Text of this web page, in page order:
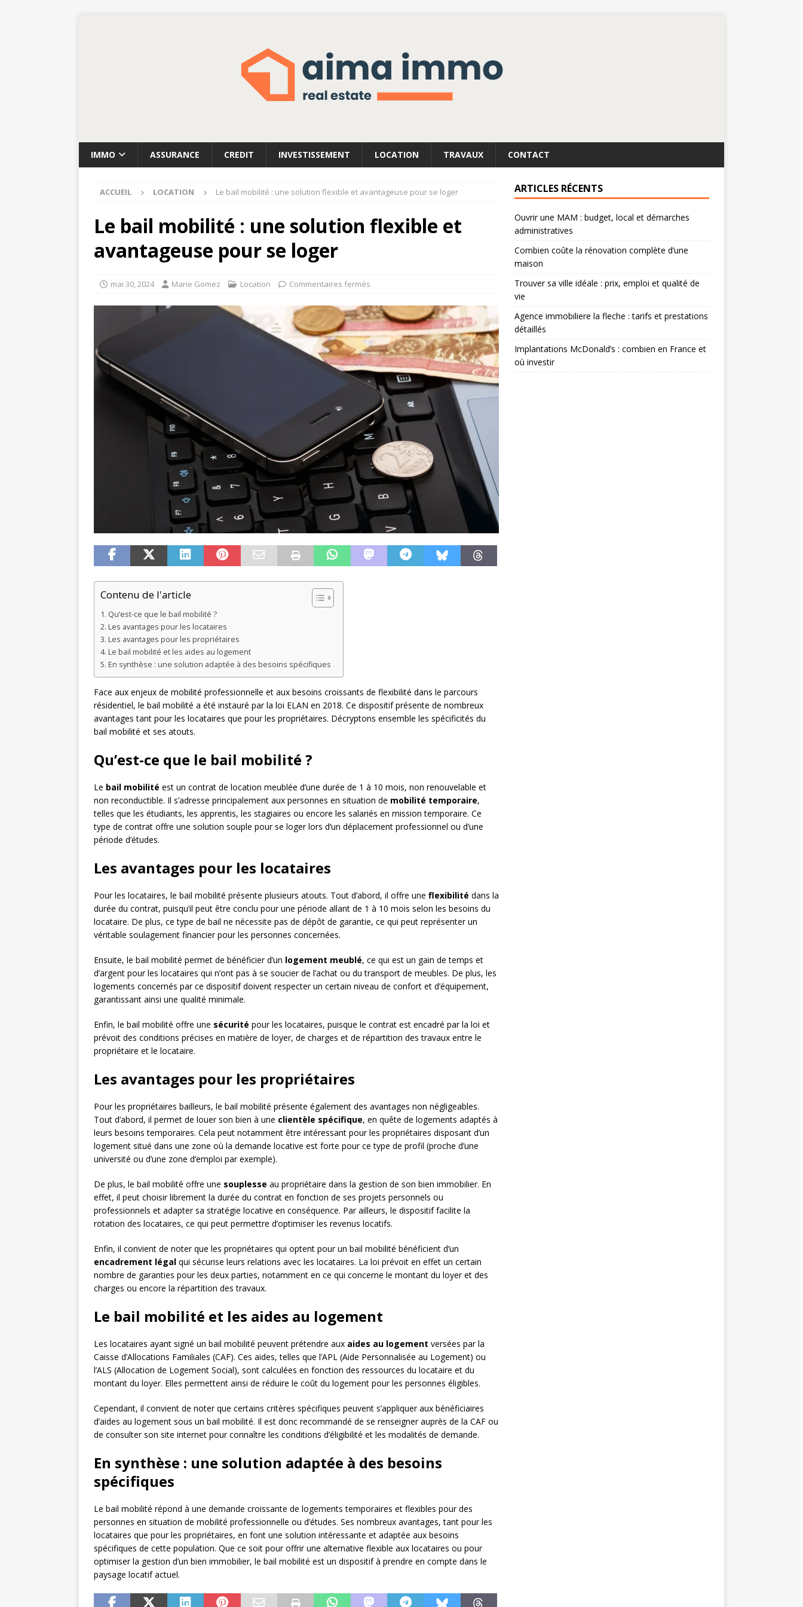
IMMO ASSURANCE CREDIT INVESTISSEMENT LOCATION TRAVAUX CONTACT
ACCUEIL LOCATION Le bail mobilité : une solution flexible et avantageuse pour se loger
Le bail mobilité : une solution flexible et
avantageuse pour se loger
mai 30, 2024 Marie Gomez Location Commentaires fermés
Contenu de l'article
Qu’est-ce que le bail mobilité ?
Les avantages pour les locataires
Les avantages pour les propriétaires
Le bail mobilité et les aides au logement
En synthèse : une solution adaptée à des besoins spécifiques
Face aux enjeux de mobilité professionnelle et aux besoins croissants de flexibilité dans le parcours
résidentiel, le bail mobilité a été instauré par la loi ELAN en 2018. Ce dispositif présente de nombreux
avantages tant pour les locataires que pour les propriétaires. Décryptons ensemble les spécificités du
bail mobilité et ses atouts.
Qu’est-ce que le bail mobilité ?
Le bail mobilité est un contrat de location meublée d’une durée de 1 à 10 mois, non renouvelable et
non reconductible. Il s’adresse principalement aux personnes en situation de mobilité temporaire,
telles que les étudiants, les apprentis, les stagiaires ou encore les salariés en mission temporaire. Ce
type de contrat offre une solution souple pour se loger lors d’un déplacement professionnel ou d’une
période d’études.
Les avantages pour les locataires
Pour les locataires, le bail mobilité présente plusieurs atouts. Tout d’abord, il offre une flexibilité dans la
durée du contrat, puisqu’il peut être conclu pour une période allant de 1 à 10 mois selon les besoins du
locataire. De plus, ce type de bail ne nécessite pas de dépôt de garantie, ce qui peut représenter un
véritable soulagement financier pour les personnes concernées.
Ensuite, le bail mobilité permet de bénéficier d’un logement meublé, ce qui est un gain de temps et
d’argent pour les locataires qui n’ont pas à se soucier de l’achat ou du transport de meubles. De plus, les
logements concernés par ce dispositif doivent respecter un certain niveau de confort et d’équipement,
garantissant ainsi une qualité minimale.
Enfin, le bail mobilité offre une sécurité pour les locataires, puisque le contrat est encadré par la loi et
prévoit des conditions précises en matière de loyer, de charges et de répartition des travaux entre le
propriétaire et le locataire.
Les avantages pour les propriétaires
Pour les propriétaires bailleurs, le bail mobilité présente également des avantages non négligeables.
Tout d’abord, il permet de louer son bien à une clientèle spécifique, en quête de logements adaptés à
leurs besoins temporaires. Cela peut notamment être intéressant pour les propriétaires disposant d’un
logement situé dans une zone où la demande locative est forte pour ce type de profil (proche d’une
université ou d’une zone d’emploi par exemple).
De plus, le bail mobilité offre une souplesse au propriétaire dans la gestion de son bien immobilier. En
effet, il peut choisir librement la durée du contrat en fonction de ses projets personnels ou
professionnels et adapter sa stratégie locative en conséquence. Par ailleurs, le dispositif facilite la
rotation des locataires, ce qui peut permettre d’optimiser les revenus locatifs.
Enfin, il convient de noter que les propriétaires qui optent pour un bail mobilité bénéficient d’un
encadrement légal qui sécurise leurs relations avec les locataires. La loi prévoit en effet un certain
nombre de garanties pour les deux parties, notamment en ce qui concerne le montant du loyer et des
charges ou encore la répartition des travaux.
Le bail mobilité et les aides au logement
Les locataires ayant signé un bail mobilité peuvent prétendre aux aides au logement versées par la
Caisse d’Allocations Familiales (CAF). Ces aides, telles que l’APL (Aide Personnalisée au Logement) ou
l’ALS (Allocation de Logement Social), sont calculées en fonction des ressources du locataire et du
montant du loyer. Elles permettent ainsi de réduire le coût du logement pour les personnes éligibles.
Cependant, il convient de noter que certains critères spécifiques peuvent s’appliquer aux bénéficiaires
d’aides au logement sous un bail mobilité. Il est donc recommandé de se renseigner auprès de la CAF ou
de consulter son site internet pour connaître les conditions d’éligibilité et les modalités de demande.
En synthèse : une solution adaptée à des besoins
spécifiques
Le bail mobilité répond à une demande croissante de logements temporaires et flexibles pour des
personnes en situation de mobilité professionnelle ou d’études. Ses nombreux avantages, tant pour les
locataires que pour les propriétaires, en font une solution intéressante et adaptée aux besoins
spécifiques de cette population. Que ce soit pour offrir une alternative flexible aux locataires ou pour
optimiser la gestion d’un bien immobilier, le bail mobilité est un dispositif à prendre en compte dans le
paysage locatif actuel.
ARTICLES RÉCENTS
Ouvrir une MAM : budget, local et démarches
administratives
Combien coûte la rénovation complète d’une
maison
Trouver sa ville idéale : prix, emploi et qualité de
vie
Agence immobiliere la fleche : tarifs et prestations
détaillés
Implantations McDonald’s : combien en France et
où investir